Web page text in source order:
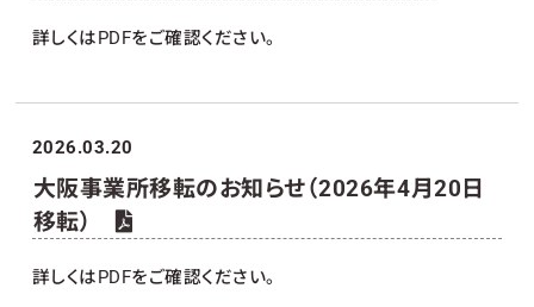
詳しくはPDFをご確認ください。
2026.03.20
大阪事業所移転のお知らせ（2026年4月20日
移転）
詳しくはPDFをご確認ください。